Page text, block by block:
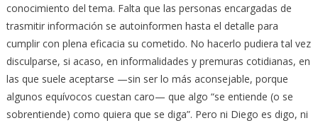
conocimiento del tema. Falta que las personas encargadas de
trasmitir información se autoinformen hasta el detalle para
cumplir con plena eficacia su cometido. No hacerlo pudiera tal vez
disculparse, si acaso, en informalidades y premuras cotidianas, en
las que suele aceptarse —sin ser lo más aconsejable, porque
algunos equívocos cuestan caro— que algo “se entiende (o se
sobrentiende) como quiera que se diga”. Pero ni Diego es digo, ni